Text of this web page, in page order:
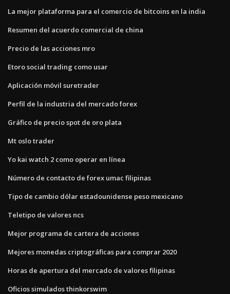
La mejor plataforma para el comercio de bitcoins en la india
Resumen del acuerdo comercial de china
Precio de las acciones mro
Etoro social trading como usar
Aplicación móvil suretrader
Perfil de la industria del mercado forex
Gráfico de precio spot de oro plata
Mt oslo trader
Yo kai watch 2 como operar en línea
Número de contacto de forex umac filipinas
Tipo de cambio dólar estadounidense peso mexicano
Teletipo de valores ncs
Mejor programa de cartera de acciones
Mejores monedas criptográficas para comprar 2020
Horas de apertura del mercado de valores filipinas
Oficios simulados thinkorswim